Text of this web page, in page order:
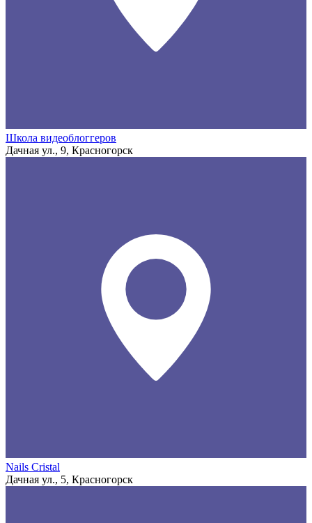
Школа видеоблоггеров
Дачная ул., 9, Красногорск
Nails Cristal
Дачная ул., 5, Красногорск